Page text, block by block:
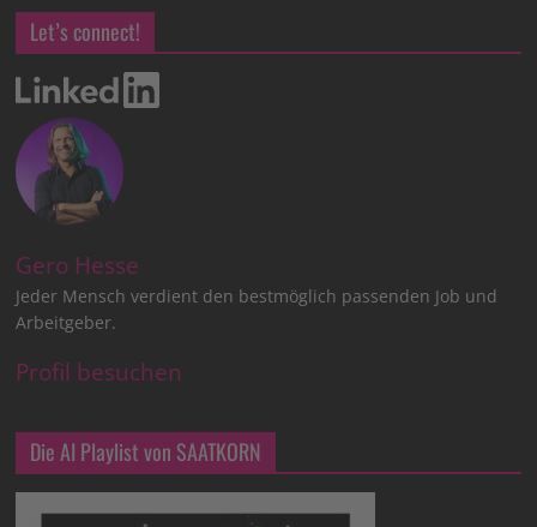
Let’s connect!
Gero Hesse
Jeder Mensch verdient den bestmöglich passenden Job und
Arbeitgeber.
Profil besuchen
Die AI Playlist von SAATKORN